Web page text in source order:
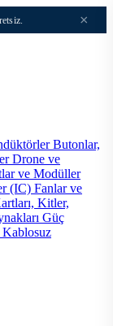
×
Butonlar,
Drone ve
ve Modüller
(IC) Fanlar ve
Kitler,
Güç
Kablosuz